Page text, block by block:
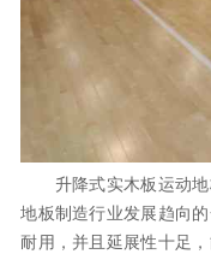
升降式实木板运动地
地板制造行业发展趋向
耐用，并且延展性十足